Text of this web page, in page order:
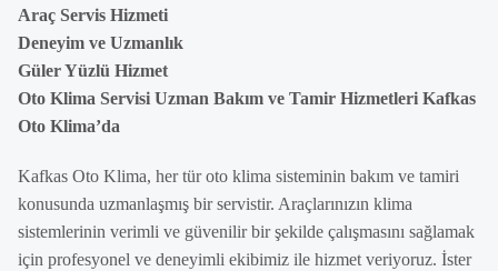
Araç Servis Hizmeti
Deneyim ve Uzmanlık
Güler Yüzlü Hizmet
Oto Klima Servisi Uzman Bakım ve Tamir Hizmetleri Kafkas
Oto Klima’da
Kafkas Oto Klima, her tür oto klima sisteminin bakım ve tamiri
konusunda uzmanlaşmış bir servistir. Araçlarınızın klima
sistemlerinin verimli ve güvenilir bir şekilde çalışmasını sağlamak
için profesyonel ve deneyimli ekibimiz ile hizmet veriyoruz. İster